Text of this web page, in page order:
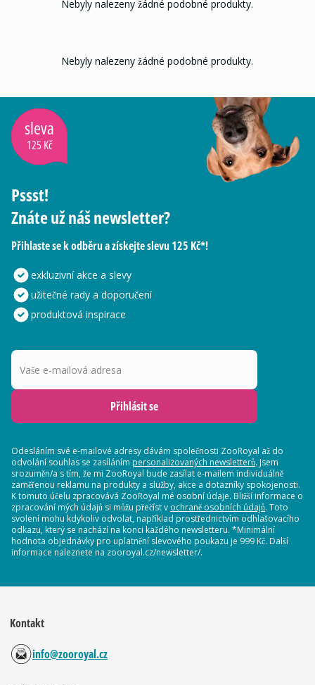
Nebyly nalezeny žádné podobné produkty.
Nebyly nalezeny žádné podobné produkty.
sleva
125 Kč
Pssst!
Znáte už náš newsletter?
Přihlaste se k odběru a získejte slevu 125 Kč*!
exkluzivní akce a slevy
užitečné rady a doporučení
produktová inspirace
Vaše e-mailová adresa
Přihlásit se
Odesláním své e-mailové adresy dávám společnosti ZooRoyal až do
odvolání souhlas se zasíláním personalizovaných newsletterů. Jsem
srozuměn/a s tím, že mi ZooRoyal bude zasílat e-mailem individuálně
zaměřenou reklamu na produkty a služby, akce a dotazníky spokojenosti.
K tomuto účelu zpracovává ZooRoyal mé osobní údaje. Bližší informace o
zpracování mých údajů si můžu přečíst v ochraně osobních údajů. Toto
svolení mohu kdykoliv odvolat, například prostřednictvím odhlašovacího
odkazu, který se nachází na konci každého newsletteru. *Minimální
hodnota objednávky pro uplatnění slevového poukazu je 999 Kč. Další
informace naleznete na zooroyal.cz/newsletter/.
Kontakt
info@zooroyal.cz